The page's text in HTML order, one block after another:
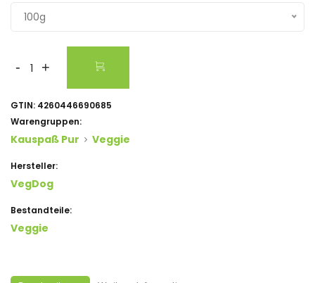
100g
- +
GTIN: 4260446690685
Warengruppen:
Kauspaß Pur Veggie
Hersteller:
VegDog
Bestandteile:
Veggie